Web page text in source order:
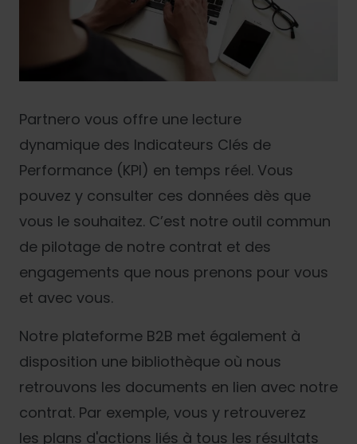
Partnero vous offre une lecture
dynamique des Indicateurs Clés de
Performance (KPI) en temps réel. Vous
pouvez y consulter ces données dès que
vous le souhaitez. C’est notre outil commun
de pilotage de notre contrat et des
engagements que nous prenons pour vous
et avec vous.
Notre plateforme B2B met également à
disposition une bibliothèque où nous
retrouvons les documents en lien avec notre
contrat. Par exemple, vous y retrouverez
les plans d'actions liés à tous les résultats